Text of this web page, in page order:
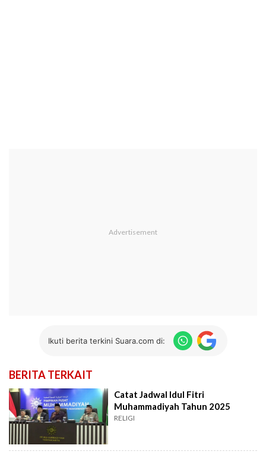
Ikuti berita terkini Suara.com di:
BERITA TERKAIT
Catat Jadwal Idul Fitri
Muhammadiyah Tahun 2025
RELIGI